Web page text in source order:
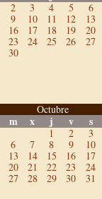
2 3 4 5
6
9 10 11 12
13
16 17 18 19
20
23 24 25 26
27
30
Octubre
m x j v s
1 2
3
6 7 8 9
10
13 14 15 16
17
20 21 22 23
24
27 28 29 30 31